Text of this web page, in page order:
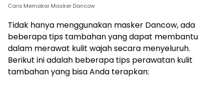
Cara Memakai Masker Dancow
Tidak hanya menggunakan masker Dancow, ada
beberapa tips tambahan yang dapat membantu
dalam merawat kulit wajah secara menyeluruh.
Berikut ini adalah beberapa tips perawatan kulit
tambahan yang bisa Anda terapkan: